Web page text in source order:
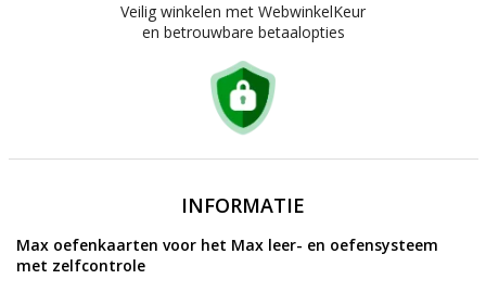
Veilig winkelen met WebwinkelKeur
en betrouwbare betaalopties
INFORMATIE
Max oefenkaarten voor het Max leer- en oefensysteem
met zelfcontrole